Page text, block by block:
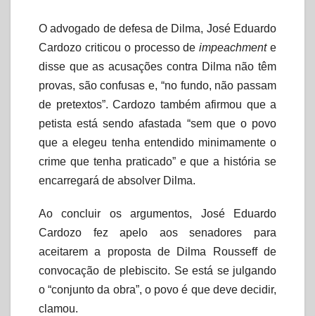
O advogado de defesa de Dilma, José Eduardo
Cardozo criticou o processo deimpeachmente
disse que as acusações contra Dilma não têm
provas, são confusas e, “no fundo, não passam
de pretextos”. Cardozo também afirmou que a
petista está sendo afastada “sem que o povo
que a elegeu tenha entendido minimamente o
crime que tenha praticado” e que a história se
encarregará de absolver Dilma.
Ao concluir os argumentos, José Eduardo
Cardozo fez apelo aos senadores para
aceitarem a proposta de Dilma Rousseff de
convocação de plebiscito. Se está se julgando
o “conjunto da obra”, o povo é que deve decidir,
clamou.